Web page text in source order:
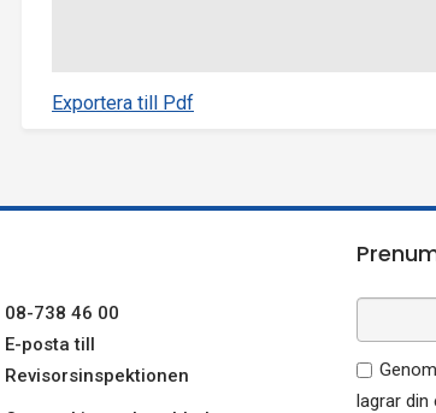
Exportera till Pdf
08-738 46 00
E-posta till
Revisorsinspektionen
lagrar din